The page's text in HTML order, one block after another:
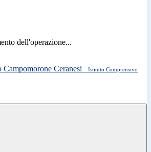
dell'operazione...
Istituto Comprensivo